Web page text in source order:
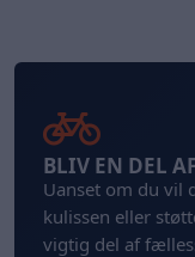
BLIV EN DEL
Uanset om du vil
kulissen eller
vigtig del af